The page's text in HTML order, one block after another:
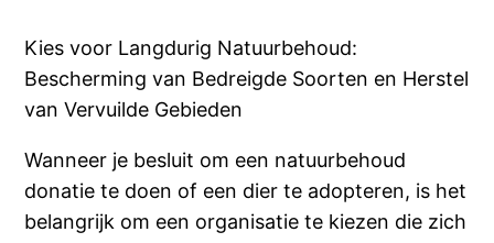
Kies voor Langdurig Natuurbehoud:
Bescherming van Bedreigde Soorten en Herstel
van Vervuilde Gebieden
Wanneer je besluit om een natuurbehoud
donatie te doen of een dier te adopteren, is het
belangrijk om een organisatie te kiezen die zich